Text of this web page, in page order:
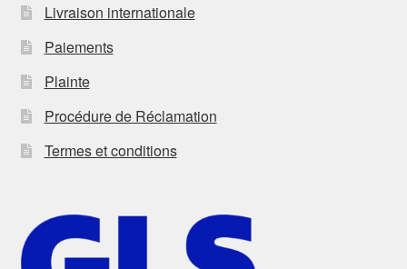
Livraison internationale
Paiements
Plainte
Procédure de Réclamation
Termes et conditions